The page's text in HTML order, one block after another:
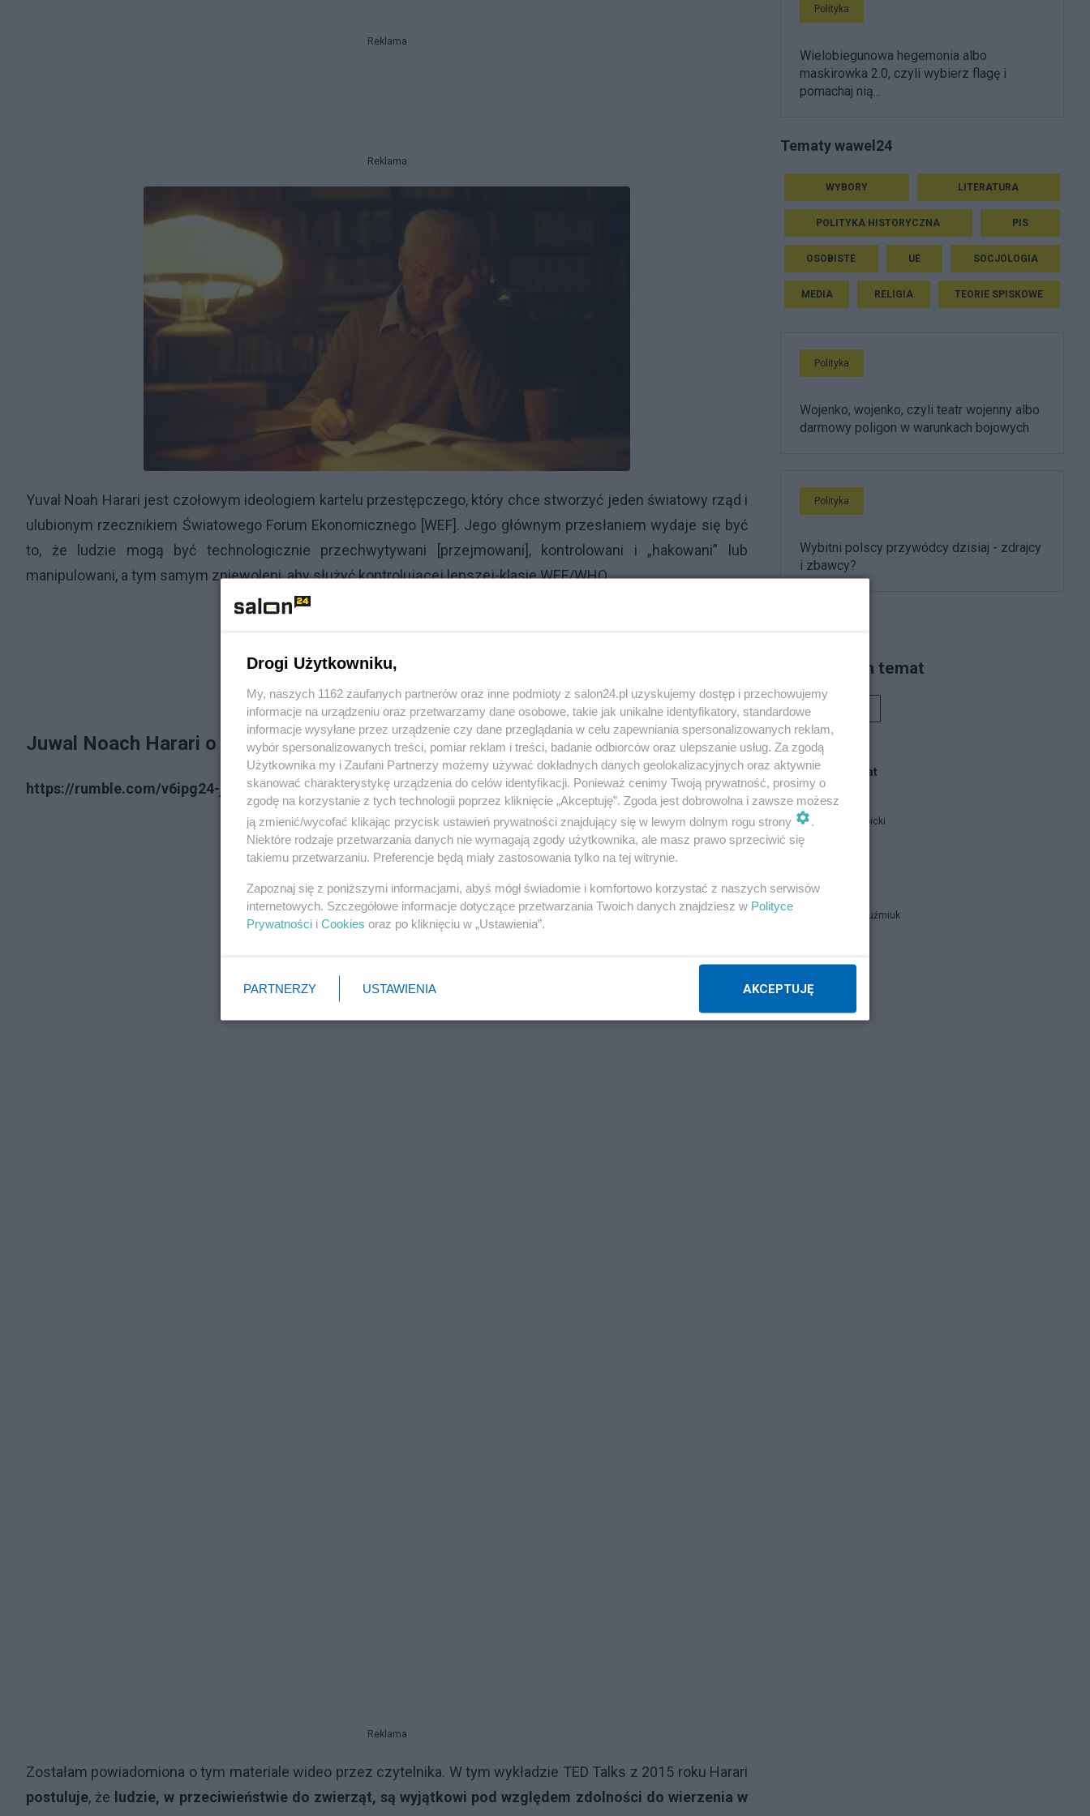
Reklama
Reklama
Yuval Noah Harari jest czołowym ideologiem kartelu przestępczego, który chce stworzyć jeden światowy rząd i
ulubionym rzecznikiem Światowego Forum Ekonomicznego [WEF]. Jego głównym przesłaniem wydaje się być
to, że ludzie mogą być technologicznie przechwytywani [przejmowani], kontrolowani i „hakowani” lub
manipulowani, a tym samym zniewoleni, aby służyć kontrolującej lepszej-klasie WEF/WHO.
Reklama
Juwal Noach Harari o inwigilacji
https://rumble.com/v6ipg24-juwal-noach-harari-o-inwigilacji.html
Reklama
Reklama
Zostałam powiadomiona o tym materiale wideo przez czytelnika. W tym wykładzie TED Talks z 2015 roku Harari
postuluje, że ludzie, w przeciwieństwie do zwierząt, są wyjątkowi pod względem zdolności do wierzenia w
Polityka
Wielobiegunowa hegemonia albo
maskirowka 2.0, czyli wybierz flagę i
pomachaj nią...
Tematy wawel24
WYBORY LITERATURA
POLITYKA HISTORYCZNA PIS
OSOBISTE UE SOCJOLOGIA
MEDIA RELIGIA TEORIE SPISKOWE
Polityka
Wojenko, wojenko, czyli teatr wojenny albo
darmowy poligon w warunkach bojowych
Polityka
Wybitni polscy przywódcy dzisiaj - zdrajcy
i zbawcy?
Piszą na ten temat
Blogi na ten temat
Jan Filip Libicki
Zbigniew Kuźmiuk
Napisz notkę
Drogi Użytkowniku,
My, naszych 1162 zaufanych partnerów oraz inne podmioty z salon24.pl uzyskujemy dostęp i przechowujemy
informacje na urządzeniu oraz przetwarzamy dane osobowe, takie jak unikalne identyfikatory, standardowe
informacje wysyłane przez urządzenie czy dane przeglądania w celu zapewniania spersonalizowanych reklam,
wybór spersonalizowanych treści, pomiar reklam i treści, badanie odbiorców oraz ulepszanie usług. Za zgodą
Użytkownika my i Zaufani Partnerzy możemy używać dokładnych danych geolokalizacyjnych oraz aktywnie
skanować charakterystykę urządzenia do celów identyfikacji. Ponieważ cenimy Twoją prywatność, prosimy o
zgodę na korzystanie z tych technologii poprzez kliknięcie „Akceptuję”. Zgoda jest dobrowolna i zawsze możesz
ją zmienić/wycofać klikając przycisk ustawień prywatności znajdujący się w lewym dolnym rogu strony
.
Niektóre rodzaje przetwarzania danych nie wymagają zgody użytkownika, ale masz prawo sprzeciwić się
takiemu przetwarzaniu. Preferencje będą miały zastosowania tylko na tej witrynie.
Zapoznaj się z poniższymi informacjami, abyś mógł świadomie i komfortowo korzystać z naszych serwisów
internetowych. Szczegółowe informacje dotyczące przetwarzania Twoich danych znajdziesz w Polityce
Prywatności i Cookies oraz po kliknięciu w „Ustawienia”.
PARTNERZY USTAWIENIA AKCEPTUJĘ